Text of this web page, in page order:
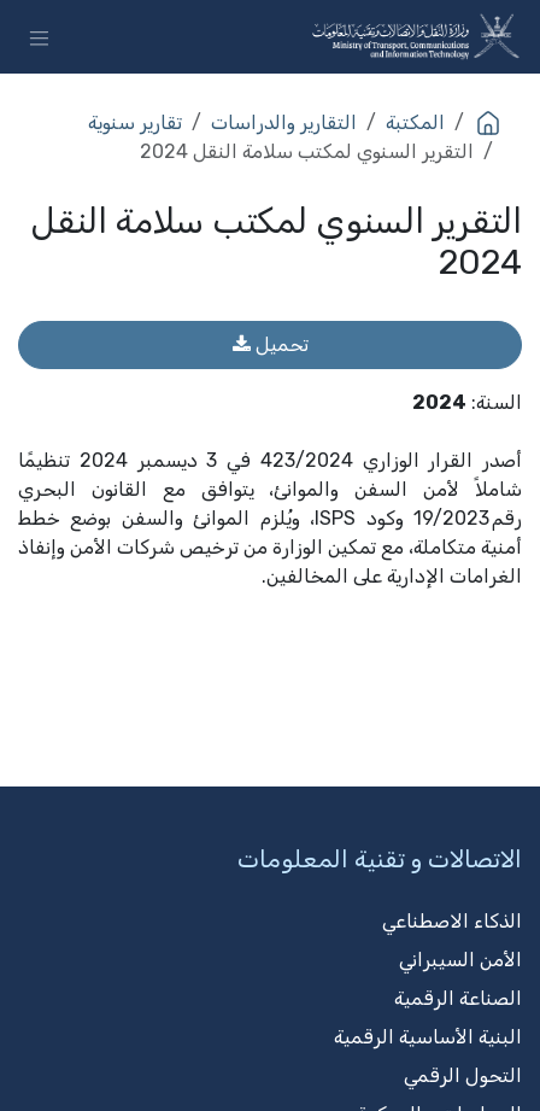
تخطي للذهاب إلى المحتوى
المكتبة التقارير والدراسات
تقارير سنوية
التقرير السنوي لمكتب سلامة النقل 2024
التقرير السنوي لمكتب سلامة النقل
2024
السنة:
2024
أصدر القرار الوزاري 423/2024 في 3 ديسمبر 2024 تنظيمًا
شاملاً لأمن السفن والموانئ، يتوافق مع القانون البحري
رقم 19/2023 وكود ISPS، ويُلزم الموانئ والسفن بوضع خطط
أمنية متكاملة، مع تمكين الوزارة من ترخيص شركات الأمن وإنفاذ
الغرامات الإدارية على المخالفين.
تحميل
الاتصالات و تقنية المعلومات
الذكاء الاصطناعي
الأمن السيبراني
الصناعة الرقمية
البنية الأساسية الرقمية
التحول الرقمي